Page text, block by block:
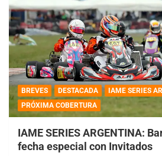
BREVES DESTACADA
IAME SERIES
PRÓXIMA COBERTURA
IAME SERIES ARGENTINA:
fecha especial con Invitados